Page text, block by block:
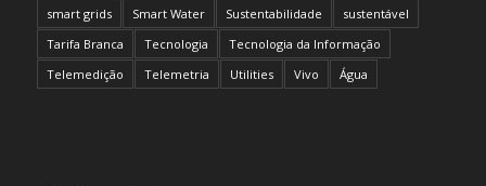
smart grids
Smart Water Sustentabilidade
sustentável
Tarifa Branca
Tecnologia
Tecnologia da Informação
Telemedição
Telemetria Utilities Vivo Água